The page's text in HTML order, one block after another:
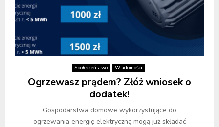
Społeczeństwo Wiadomości
Ogrzewasz prądem? Złóż wniosek o
dodatek!
Gospodarstwa domowe wykorzystujące do
ogrzewania energię elektryczną mogą już składać